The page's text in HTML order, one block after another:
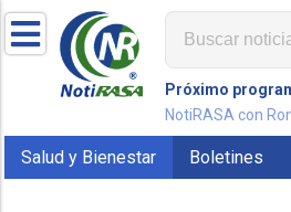
Próximo
NotiRASA con
Salud y Bienestar Boletines